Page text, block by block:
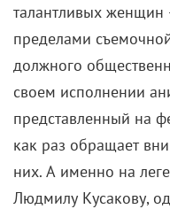
талантливых женщин
пределами
должного
своем исполнении
представленный на
как раз обращает
них. А именно на
Людмилу Кусакову,